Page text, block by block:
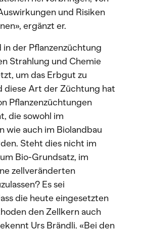
und Risiken
ergänzt er.
der Pflanzenzüchtung
Strahlung und Chemie
um das Erbgut zu
diese Art der Züchtung hat
Pflanzenzüchtungen
die sowohl im
wie auch im Biolandbau
Steht dies nicht im
Bio-Grundsatz, im
zellveränderten
Es sei
die heute eingesetzten
den Zellkern auch
Urs Brändli. «Bei den